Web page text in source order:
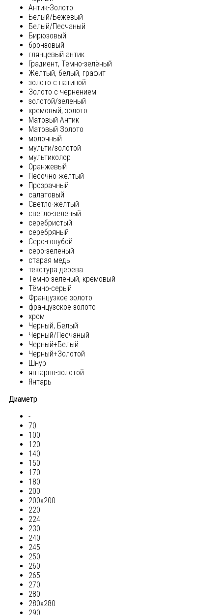
Антик-Золото
Белый/Бежевый
Белый/Песчаный
Бирюзовый
бронзовый
глянцевый антик
Градиент, Темно-зелёный
Желтый, белый, графит
золото с патиной
Золото с чернением
золотой/зеленый
кремовый, золото
Матовый Антик
Матовый Золото
молочный
мульти/золотой
мультиколор
Оранжевый
Песочно-желтый
Прозрачный
салатовый
Светло-желтый
светло-зеленый
серебристый
серебряный
Серо-голубой
серо-зеленый
старая медь
текстура дерева
Темно-зелёный, кремовый
Тёмно-серый
Французкое золото
французское золото
хром
Черный, Белый
Черный/Песчаный
Черный+Белый
Черный+Золотой
Шнур
янтарно-золотой
Янтарь
Диаметр
-
70
100
120
140
150
170
180
200
200х200
220
224
230
240
245
250
260
265
270
280
280х280
290